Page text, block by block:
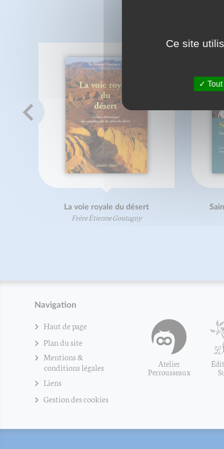
La voie royale du désert
Frère Étienne Goutagny
Navigation
Haut de page
Plan du site
Mentions &
conditions légales
Liens
Gestion des cookies
Atelier
Perrousseaux
Ce site